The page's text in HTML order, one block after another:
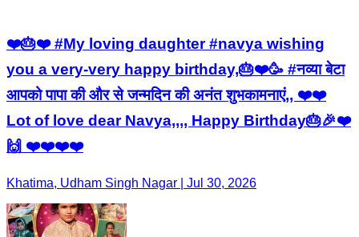
❤️🎂❤️ #My loving daughter #navya wishing
you a very-very happy birthday,🎂❤️🥳 #नव्या बेटा
आपको पापा की और से जन्मदिन की अनंत शुभकामनाएं,, ❤️❤️
Lot of love dear Navya,,,, Happy Birthday🎂🎉❤️
🙌 ❤️❤️❤️❤️
Khatima, Udham Singh Nagar | Jul 30, 2026